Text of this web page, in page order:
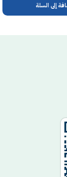
إلى السلة